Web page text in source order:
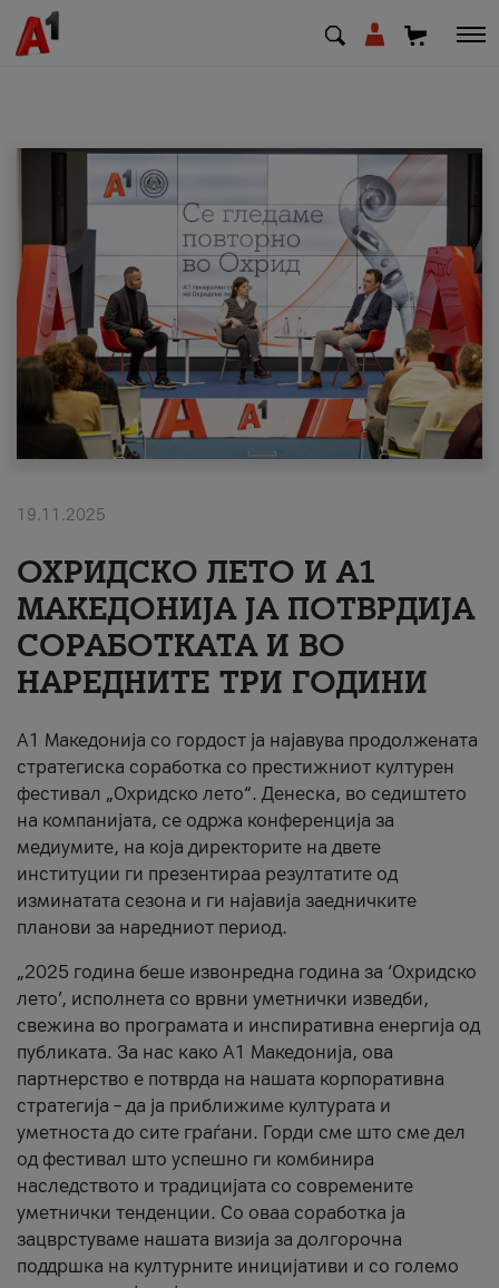
МК SQ
Приватни Деловни
Поддршка
Надополни кредит
#ПодобарОнлајн
19.11.2025
ОХРИДСКО ЛЕТО И A1
МАКЕДОНИЈА ЈА ПОТВРДИЈА
СОРАБОТКАТА И ВО
НАРЕДНИТЕ ТРИ ГОДИНИ
A1 Македонија со гордост ја најавува продолжената
стратегиска соработка со престижниот културен
фестивал „Охридско лето“. Денеска, во седиштето
на компанијата, се одржа конференција за
медиумите, на која директорите на двете
институции ги презентираа резултатите од
изминатата сезона и ги најавија заедничките
планови за наредниот период.
„2025 година беше извонредна година за ‘Охридско
лето’, исполнета со врвни уметнички изведби,
свежина во програмата и инспиративна енергија од
публиката. За нас како A1 Македонија, ова
партнерство е потврда на нашата корпоративна
стратегија – да ја приближиме културата и
уметноста до сите граѓани. Горди сме што сме дел
од фестивал што успешно ги комбинира
наследството и традицијата со современите
уметнички тенденции. Со оваа соработка ја
зацврстуваме нашата визија за долгорочна
поддршка на културните иницијативи и со големо